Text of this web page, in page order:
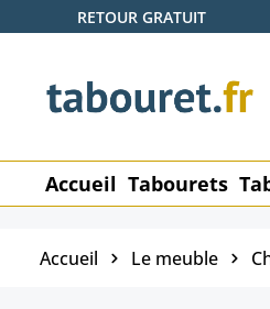
au contenu principal
Passer à la recherche
Passer à la navigation principale
RETOUR GRATUIT
Accueil Tabourets
Accueil Le meuble